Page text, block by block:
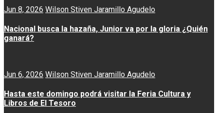
Jun 8, 2026 Wilson Stiven Jaramillo Agudelo
Nacional busca la hazaña, Junior va por la gloria ¿Quién
ganará?
Jun 6, 2026 Wilson Stiven Jaramillo Agudelo
Hasta este domingo podrá visitar la Feria Cultura y
Libros de El Tesoro